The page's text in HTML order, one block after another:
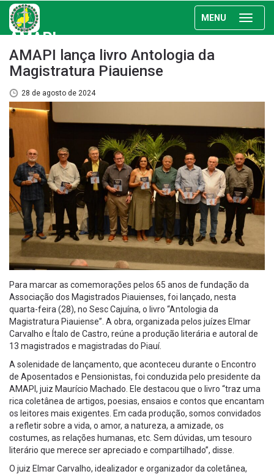
MENU
AMAPI
AMAPI lança livro Antologia da
Magistratura Piauiense
28 de agosto de 2024
Para marcar as comemorações pelos 65 anos de fundação da
Associação dos Magistrados Piauienses, foi lançado, nesta
quarta-feira (28), no Sesc Cajuína, o livro “Antologia da
Magistratura Piauiense”. A obra, organizada pelos juízes Elmar
Carvalho e Ítalo de Castro, reúne a produção literária e autoral de
13 magistrados e magistradas do Piauí.
A solenidade de lançamento, que aconteceu durante o Encontro
de Aposentados e Pensionistas, foi conduzida pelo presidente da
AMAPI, juiz Maurício Machado. Ele destacou que o livro “traz uma
rica coletânea de artigos, poesias, ensaios e contos que encantam
os leitores mais exigentes. Em cada produção, somos convidados
a refletir sobre a vida, o amor, a natureza, a amizade, os
costumes, as relações humanas, etc. Sem dúvidas, um tesouro
literário que merece ser apreciado e compartilhado”, disse.
O juiz Elmar Carvalho, idealizador e organizador da coletânea,